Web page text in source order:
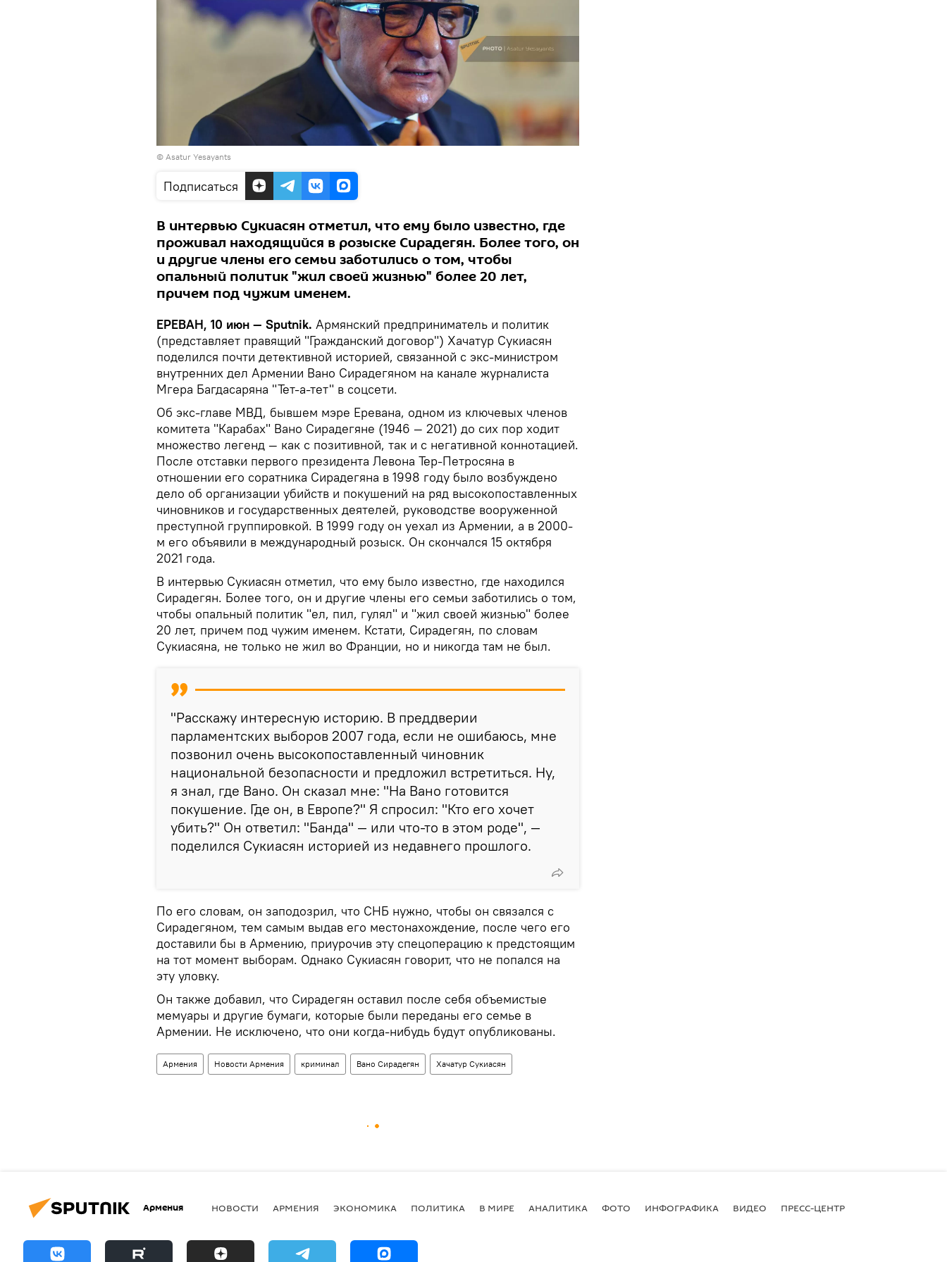
© Asatur Yesayants
Подписаться
В интервью Сукиасян отметил, что ему было известно, где
проживал находящийся в розыске Сирадегян. Более того, он
и другие члены его семьи заботились о том, чтобы
опальный политик "жил своей жизнью" более 20 лет,
причем под чужим именем.
ЕРЕВАН, 10 июн — Sputnik. Армянский предприниматель и политик
(представляет правящий "Гражданский договор") Хачатур Сукиасян
поделился почти детективной историей, связанной с экс-министром
внутренних дел Армении Вано Сирадегяном на канале журналиста
Мгера Багдасаряна "Тет-а-тет" в соцсети.
Об экс-главе МВД, бывшем мэре Еревана, одном из ключевых членов
комитета "Карабах" Вано Сирадегяне (1946 — 2021) до сих пор ходит
множество легенд — как с позитивной, так и с негативной коннотацией.
После отставки первого президента Левона Тер-Петросяна в
отношении его соратника Сирадегяна в 1998 году было возбуждено
дело об организации убийств и покушений на ряд высокопоставленных
чиновников и государственных деятелей, руководстве вооруженной
преступной группировкой. В 1999 году он уехал из Армении, а в 2000-
м его объявили в международный розыск. Он скончался 15 октября
2021 года.
В интервью Сукиасян отметил, что ему было известно, где находился
Сирадегян. Более того, он и другие члены его семьи заботились о том,
чтобы опальный политик "ел, пил, гулял" и "жил своей жизнью" более
20 лет, причем под чужим именем. Кстати, Сирадегян, по словам
Сукиасяна, не только не жил во Франции, но и никогда там не был.
"Расскажу интересную историю. В преддверии
парламентских выборов 2007 года, если не ошибаюсь, мне
позвонил очень высокопоставленный чиновник
национальной безопасности и предложил встретиться. Ну,
я знал, где Вано. Он сказал мне: "На Вано готовится
покушение. Где он, в Европе?" Я спросил: "Кто его хочет
убить?" Он ответил: "Банда" — или что-то в этом роде", —
поделился Сукиасян историей из недавнего прошлого.
По его словам, он заподозрил, что СНБ нужно, чтобы он связался с
Сирадегяном, тем самым выдав его местонахождение, после чего его
доставили бы в Армению, приурочив эту спецоперацию к предстоящим
на тот момент выборам. Однако Сукиасян говорит, что не попался на
эту уловку.
Он также добавил, что Сирадегян оставил после себя объемистые
мемуары и другие бумаги, которые были переданы его семье в
Армении. Не исключено, что они когда-нибудь будут опубликованы.
Армения Новости Армения криминал Вано Сирадегян Хачатур Сукиасян
Армения НОВОСТИ АРМЕНИЯ ЭКОНОМИКА ПОЛИТИКА В МИРЕ АНАЛИТИКА ФОТО ИНФОГРАФИКА ВИДЕО ПРЕСС-ЦЕНТР